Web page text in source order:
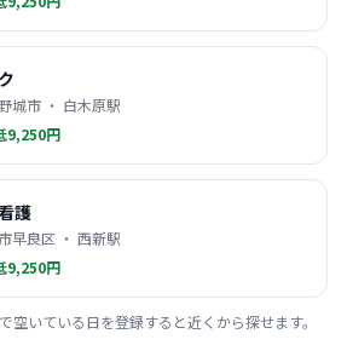
城市 ・ 白木原駅
9,250円
護
早良区 ・ 西新駅
9,250円
空いている日を登録すると近くから探せます。